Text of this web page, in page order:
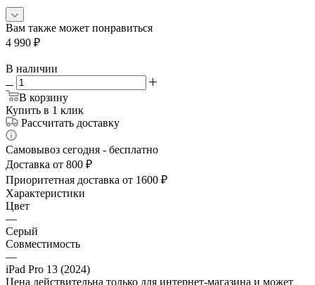
Вам также может понравиться
4 990 ₽
В наличии
В корзину
Купить в 1 клик
Рассчитать доставку
Самовывоз сегодня - бесплатно
Доставка от 800 ₽
Приоритетная доставка от 1600 ₽
Характеристики
Цвет
—
Серый
Совместимость
—
iPad Pro 13 (2024)
Цена действительна только для интернет-магазина и может